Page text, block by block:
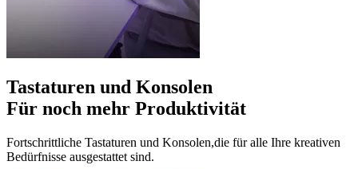
Tastaturen und Konsolen
Für noch mehr Produktivität
Fortschrittliche Tastaturen und Konsolen,die für alle Ihre kreativen
Bedürfnisse ausgestattet sind.